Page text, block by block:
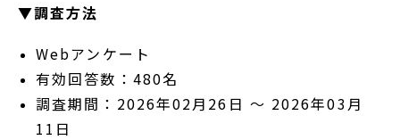
▼調査方法
Webアンケート
有効回答数：480名
調査期間：2026年02月26日 ～ 2026年03月
11日